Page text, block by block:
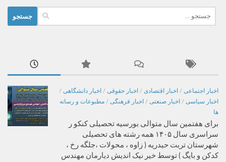
برای:
اخبار اجتماعی / اخبار اقتصادی / اخبار حقوقی / اخبار دانشگاهی /
اخبار سیاسی / اخبار صنعتی / اخبار فرهنگی / مطبوعات و رسانه
ها
برای هفتمین سال متوالی بورسیه تحصیلی کنکو ر
سراسری سال ۱۴۰۵ همه رشته های تحصیلی
شهرستان تربت حیدریه ( زاوه ، محولات ،جلگه رخ ،
کدکن و بایگ ) توسط خیر نیک اندیش دیارمان مهندس